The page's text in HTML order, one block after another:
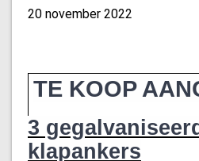
20 november 2022
TE KOOP
3
klapankers